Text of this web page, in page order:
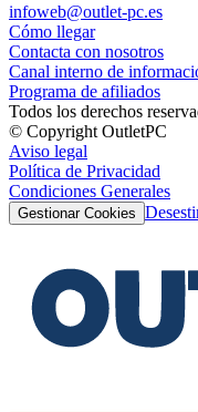
infoweb@outlet-pc.es
Cómo llegar
Contacta con nosotros
Canal interno de
Programa de afiliados
Todos los derechos
© Copyright OutletPC
Aviso legal
Política de Privacidad
Condiciones Generales
Gestionar Cookies